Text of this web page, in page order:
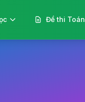
Đề thi Toán